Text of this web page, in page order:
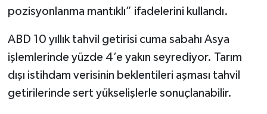
pozisyonlanma mantıklı” ifadelerini kullandı.
ABD 10 yıllık tahvil getirisi cuma sabahı Asya
işlemlerinde yüzde 4’e yakın seyrediyor. Tarım
dışı istihdam verisinin beklentileri aşması tahvil
getirilerinde sert yükselişlerle sonuçlanabilir.